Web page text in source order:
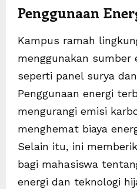
Penggunaan
Kampus ramah
menggunakan sumber
seperti panel surya
Penggunaan energi
mengurangi emisi
menghemat biaya
Selain itu, ini
bagi mahasiswa
energi dan teknologi